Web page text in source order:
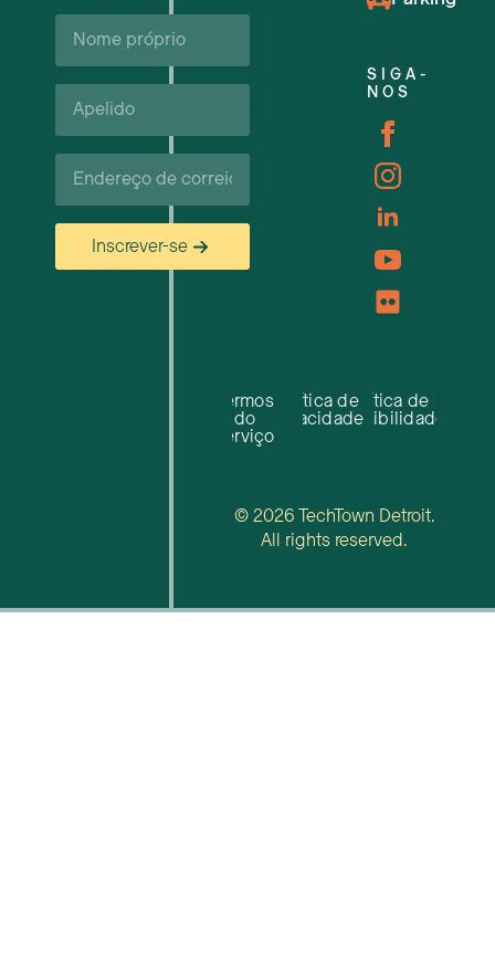
Nome
próprio*
Apelido*
Correio
eletrónico*
Inscrever-se
SIGA-
NOS
Termos
do
serviço
Política de
privacidade
Política de
acessibilidade
© 2026 TechTown Detroit.
All rights reserved.